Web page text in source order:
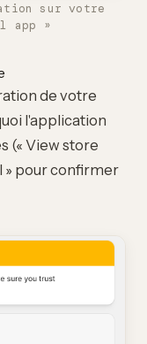
sur votre
app »
de votre
l'application
(« View store
» pour confirmer